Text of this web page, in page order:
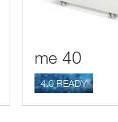
me 40
4.0 READY